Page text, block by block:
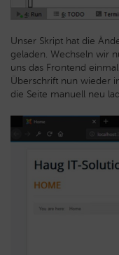
Unser Skript hat die
geladen. Wechseln wir
uns das Frontend
Überschrift nun wieder
die Seite manuell neu